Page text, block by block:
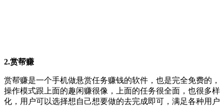
2.赏帮赚
赏帮赚是一个手机做悬赏任务赚钱的软件，也是完全免费的，
操作模式跟上面的趣闲赚很像，上面的任务很全面，也很多样
化，用户可以选择想自己想要做的去完成即可，满足各种用户